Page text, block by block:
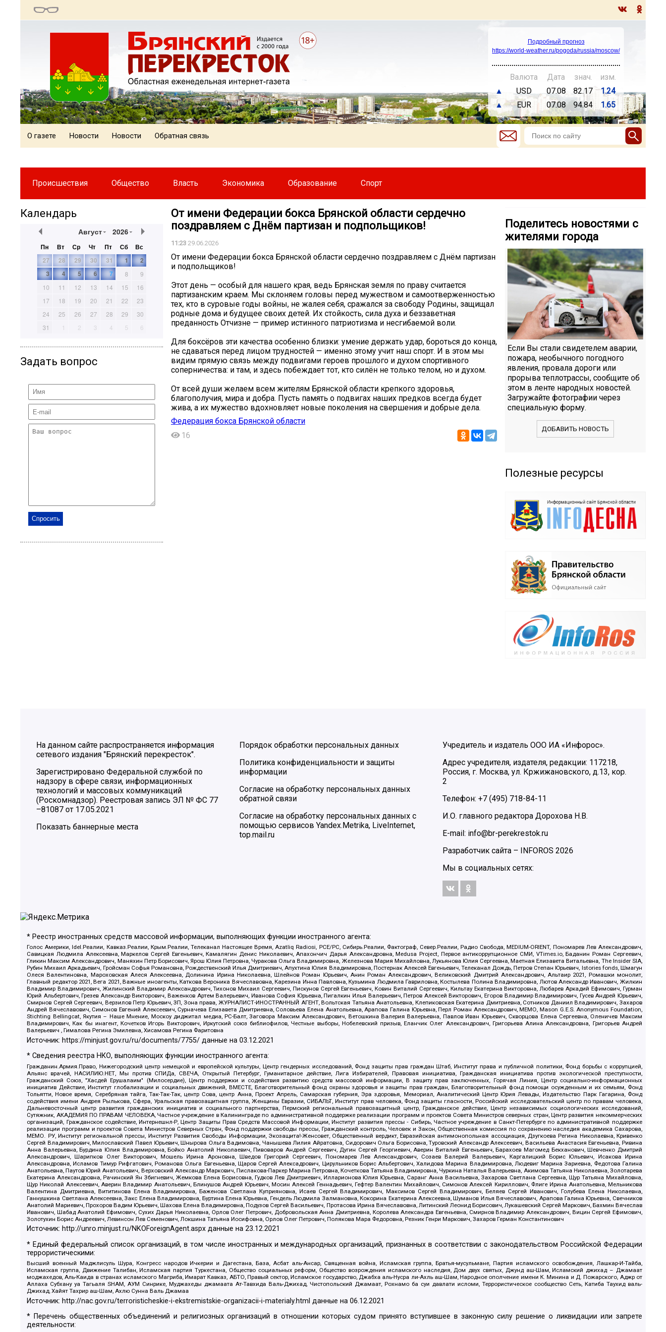
Подробный прогноз
https://world-weather.ru/pogoda/russia/moscow/
Валюта Дата знач.
изм.
▲
USD 07.08 82.17
1.24
▲
EUR 07.08 94.84 1.65
О газете Новости Новости Обратная связь
Происшествия Общество Власть Экономика Образование Спорт
Календарь
Август 2026
Пн Вт Ср Чт Пт Сб
Вс
27
28 29 30 31 1
2
3
4 5 6 7 8
9
10
11 12 13 14 15
16
17
18 19 20 21 22
23
24
25 26 27 28 29
30
31
1 2 3 4 5 6
Задать вопрос
От имени Федерации бокса Брянской области сердечно
поздравляем с Днём партизан и подпольщиков!
11:23 29.06.2026
От имени Федерации бокса Брянской области сердечно поздравляем с Днём партизан
и подпольщиков!
Этот день — особый для нашего края, ведь Брянская земля по праву считается
партизанским краем. Мы склоняем головы перед мужеством и самоотверженностью
тех, кто в суровые годы войны, не жалея себя, сражался за свободу Родины, защищал
родные дома и будущее своих детей. Их стойкость, сила духа и беззаветная
преданность Отчизне — пример истинного патриотизма и несгибаемой воли.
Для боксёров эти качества особенно близки: умение держать удар, бороться до конца,
не сдаваться перед лицом трудностей — именно этому учит наш спорт. И в этом мы
видим прямую связь между подвигами героев прошлого и духом спортивного
соперничества: и там, и здесь побеждает тот, кто силён не только телом, но и духом.
От всей души желаем всем жителям Брянской области крепкого здоровья,
благополучия, мира и добра. Пусть память о подвигах наших предков всегда будет
жива, а их мужество вдохновляет новые поколения на свершения и добрые дела.
Федерация бокса Брянской области
16
Поделитесь новостями с
жителями города
Если Вы стали свидетелем аварии,
пожара, необычного погодного
явления, провала дороги или
прорыва теплотрассы, сообщите об
этом в ленте народных новостей.
Загружайте фотографии через
специальную форму.
ДОБАВИТЬ НОВОСТЬ
Полезные ресурсы
На данном сайте распространяется информация
сетевого издания "Брянский перекресток".
Зарегистрировано Федеральной службой по
надзору в сфере связи, информационных
технологий и массовых коммуникаций
(Роскомнадзор). Реестровая запись ЭЛ № ФС 77
–81087 от 17.05.2021
Показать баннерные места
Порядок обработки персональных данных
Политика конфиденциальности и защиты
информации
Согласие на обработку персональных данных
обратной связи
Согласие на обработку персональных данных с
помощью сервисов Yandex.Metrika, LiveInternet,
top.mail.ru
Учредитель и издатель ООО ИА «Инфорос».
Адрес учредителя, издателя, редакции: 117218,
Россия, г. Москва, ул. Кржижановского, д.13, кор.
2
Телефон: +7 (495) 718-84-11
И.О. главного редактора Дорохова Н.В.
E-mail: info@br-perekrestok.ru
Разработчик сайта – INFOROS 2026
Мы в социальных сетях:
* Реестр иностранных средств массовой информации, выполняющих функции иностранного агента:
Голос Америки, Idel.Реалии, Кавказ.Реалии, Крым.Реалии, Телеканал Настоящее Время, Azatliq Radiosi, PCE/PC, Сибирь.Реалии, Фактограф, Север.Реалии, Радио Свобода, MEDIUM-ORIENT, Пономарев Лев Александрович,
Савицкая Людмила Алексеевна, Маркелов Сергей Евгеньевич, Камалягин Денис Николаевич, Апахончич Дарья Александровна, Medusa Project, Первое антикоррупционное СМИ, VTimes.io, Баданин Роман Сергеевич,
Гликин Максим Александрович, Маняхин Петр Борисович, Ярош Юлия Петровна, Чуракова Ольга Владимировна, Железнова Мария Михайловна, Лукьянова Юлия Сергеевна, Маетная Елизавета Витальевна, The Insider SIA,
Рубин Михаил Аркадьевич, Гройсман Софья Романовна, Рождественский Илья Дмитриевич, Апухтина Юлия Владимировна, Постернак Алексей Евгеньевич, Телеканал Дождь, Петров Степан Юрьевич, Istories fonds, Шмагун
Олеся Валентиновна, Мароховская Алеся Алексеевна, Долинина Ирина Николаевна, Шлейнов Роман Юрьевич, Анин Роман Александрович, Великовский Дмитрий Александрович, Альтаир 2021, Ромашки монолит,
Главный редактор 2021, Вега 2021, Важные иноагенты, Каткова Вероника Вячеславовна, Карезина Инна Павловна, Кузьмина Людмила Гавриловна, Костылева Полина Владимировна, Лютов Александр Иванович, Жилкин
Владимир Владимирович, Жилинский Владимир Александрович, Тихонов Михаил Сергеевич, Пискунов Сергей Евгеньевич, Ковин Виталий Сергеевич, Кильтау Екатерина Викторовна, Любарев Аркадий Ефимович, Гурман
Юрий Альбертович, Грезев Александр Викторович, Важенков Артем Валерьевич, Иванова София Юрьевна, Пигалкин Илья Валерьевич, Петров Алексей Викторович, Егоров Владимир Владимирович, Гусев Андрей Юрьевич,
Смирнов Сергей Сергеевич, Верзилов Петр Юрьевич, ЗП, Зона права, ЖУРНАЛИСТ-ИНОСТРАННЫЙ АГЕНТ, Вольтская Татьяна Анатольевна, Клепиковская Екатерина Дмитриевна, Сотников Даниил Владимирович, Захаров
Андрей Вячеславович, Симонов Евгений Алексеевич, Сурначева Елизавета Дмитриевна, Соловьева Елена Анатольевна, Арапова Галина Юрьевна, Перл Роман Александрович, МЕМО, Mason G.E.S. Anonymous Foundation,
Stichting Bellingcat, Якутия – Наше Мнение, Москоу диджитал медиа, РС-Балт, Заговора Максим Александрович, Ветошкина Валерия Валерьевна, Павлов Иван Юрьевич, Скворцова Елена Сергеевна, Оленичев Максим
Владимирович, Как бы инагент, Кочетков Игорь Викторович, Иркутский союз библиофилов, Честные выборы, Нобелевский призыв, Еланчик Олег Александрович, Григорьева Алина Александровна, Григорьев Андрей
Валерьевич , Гималова Регина Эмилевна, Хисамова Регина Фаритовна
Источник: https://minjust.gov.ru/ru/documents/7755/ данные на03.12.2021
* Сведения реестра НКО, выполняющих функции иностранного агента:
Гражданин.Армия.Право, Нижегородский центр немецкой и европейской культуры, Центр гендерных исследований, Фонд защиты прав граждан Штаб, Институт права и публичной политики, Фонд борьбы с коррупцией,
Альянс врачей, НАСИЛИЮ.НЕТ, Мы против СПИДа, СВЕЧА, Открытый Петербург, Гуманитарное действие, Лига Избирателей, Правовая инициатива, Гражданская инициатива против экологической преступности,
Гражданский Союз, "Хасдей Ерушалаим" (Милосердие), Центр поддержки и содействия развитию средств массовой информации, В защиту прав заключенных, Горячая Линия, Центр социально-информационных
инициатив Действие, Институт глобализации и социальных движений, ВМЕСТЕ, Благотворительный фонд охраны здоровья и защиты прав граждан, Благотворительный фонд помощи осужденным и их семьям, Фонд
Тольятти, Новое время, Серебряная тайга, Так-Так-Так, центр Сова, центр Анна, Проект Апрель, Самарская губерния, Эра здоровья, Мемориал, Аналитический Центр Юрия Левады, Издательство Парк Гагарина, Фонд
содействия имени Андрея Рылькова, Сфера, Уральская правозащитная группа, Женщины Евразии, СИБАЛЬТ, Институт прав человека, Фонд защиты гласности, Российский исследовательский центр по правам человека,
Дальневосточный центр развития гражданских инициатив и социального партнерства, Пермский региональный правозащитный центр, Гражданское действие, Центр независимых социологических исследований,
Сутяжник, АКАДЕМИЯ ПО ПРАВАМ ЧЕЛОВЕКА, Частное учреждение в Калининграде по административной поддержке реализации программ и проектов Совета Министров северных стран, Центр развития некоммерческих
организаций, Гражданское содействие, Интернешнл-Р, Центр Защиты Прав Средств Массовой Информации, Институт развития прессы - Сибирь, Частное учреждение в Санкт-Петербурге по административной поддержке
реализации программ и проектов Совета Министров Северных Стран, Фонд поддержки свободы прессы, Гражданский контроль, Человек и Закон, Общественная комиссия по сохранению наследия академика Сахарова,
МЕМО. РУ, Институт региональной прессы, Институт Развития Свободы Информации, Экозащита!-Женсовет, Общественный вердикт, Евразийская антимонопольная ассоциация, Дзугкоева Регина Николаевна, Кривенко
Сергей Владимирович, Милославский Павел Юрьевич, Шнырова Ольга Вадимовна, Чанышева Лилия Айратовна, Сидорович Ольга Борисовна, Туровский Александр Алексеевич, Васильева Анастасия Евгеньевна, Ривина
Анна Валерьевна, Бурдина Юлия Владимировна, Бойко Анатолий Николаевич, Пивоваров Андрей Сергеевич, Дугин Сергей Георгиевич, Аверин Виталий Евгеньевич, Барахоев Магомед Бекханович, Шевченко Дмитрий
Александрович, Шарипков Олег Викторович, Мошель Ирина Ароновна, Шведов Григорий Сергеевич, Пономарев Лев Александрович, Созаев Валерий Валерьевич, Каргалицкий Борис Юльевич, Исакова Ирина
Александровна, Исламов Тимур Рифгатович, Романова Ольга Евгеньевна, Щаров Сергей Алексадрович, Цирульников Борис Альбертович, Халидова Марина Владимировна, Людевиг Марина Зариевна, Федотова Галина
Анатольевна, Паутов Юрий Анатольевич, Верховский Александр Маркович, Пислакова-Паркер Марина Петровна, Кочеткова Татьяна Владимировна, Чуркина Наталья Валерьевна, Акимова Татьяна Николаевна, Золотарева
Екатерина Александровна, Рачинский Ян Збигневич, Жемкова Елена Борисовна, Гудков Лев Дмитриевич, Илларионова Юлия Юрьевна, Саранг Анна Васильевна, Захарова Светлана Сергеевна, Щур Татьяна Михайловна,
Щур Николай Алексеевич, Аверин Владимир Анатольевич, Блинушов Андрей Юрьевич, Мосин Алексей Геннадьевич, Гефтер Валентин Михайлович, Симонов Алексей Кириллович, Флиге Ирина Анатольевна, Мельникова
Валентина Дмитриевна, Вититинова Елена Владимировна, Баженова Светлана Куприяновна, Исаев Сергей Владимирович, Максимов Сергей Владимирович, Беляев Сергей Иванович, Голубева Елена Николаевна,
Ганнушкина Светлана Алексеевна, Закс Елена Владимировна, Буртина Елена Юрьевна, Гендель Людмила Залмановна, Кокорина Екатерина Алексеевна, Шуманов Илья Вячеславович, Арапова Галина Юрьевна, Свечников
Анатолий Мариевич, Прохоров Вадим Юрьевич, Шахова Елена Владимировна, Подузов Сергей Васильевич, Протасова Ирина Вячеславовна, Литинский Леонид Борисович, Лукашевский Сергей Маркович, Бахмин Вячеслав
Иванович, Шабад Анатолий Ефимович, Сухих Дарья Николаевна, Орлов Олег Петрович, Добровольская Анна Дмитриевна, Королева Александра Евгеньевна, Смирнов Владимир Александрович, Вицин Сергей Ефимович,
Золотухин Борис Андреевич, Левинсон Лев Семенович, Локшина Татьяна Иосифовна, Орлов Олег Петрович, Полякова Мара Федоровна, Резник Генри Маркович, Захаров Герман Константинович
Источник: http://unro.minjust.ru/NKOForeignAgent.aspx данные на23.12.2021
* Единый федеральный список организаций, в том числе иностранных и международных организаций, признанных в соответствии с законодательством Российской Федерации
террористическими:
Высший военный Маджлисуль Шура, Конгресс народов Ичкерии и Дагестана, База, Асбат аль-Ансар, Священная война, Исламская группа, Братья-мусульмане, Партия исламского освобождения, Лашкар-И-Тайба,
Исламская группа, Движение Талибан, Исламская партия Туркестана, Общество социальных реформ, Общество возрождения исламского наследия, Дом двух святых, Джунд аш-Шам, Исламский джихад – Джамаат
моджахедов, Аль-Каида в странах исламского Магриба, Имарат Кавказ, АБТО, Правый сектор, Исламское государство, Джабха аль-Нусра ли-Ахль аш-Шам, Народное ополчение имени К. Минина и Д. Пожарского, Аджр от
Аллаха Субхану уа Тагьаля SHAM, АУМ Синрике, Муджахеды джамаата Ат-Тавхида Валь-Джихад, Чистопольский Джамаат, Рохнамо ба суи давлати исломи, Террористическое сообщество Сеть, Катиба Таухид валь-
Джихад, Хайят Тахрир аш-Шам, Ахлю Сунна Валь Джамаа
Источник: http://nac.gov.ru/terroristicheskie-i-ekstremistskie-organizacii-i-materialy.html данные на06.12.2021
* Перечень общественных объединений и религиозных организаций в отношении которых судом принято вступившее в законную силу решение о ликвидации или запрете
деятельности: